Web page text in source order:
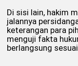
Di sisi lain, hakim
jalannya
keterangan para
menguji fakta
berlangsung